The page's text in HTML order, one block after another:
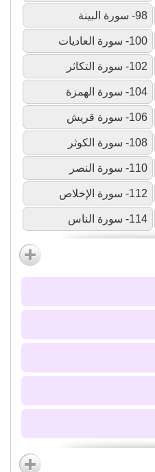
98- سورة البينة
100- سورة العاديات
102- سورة التكاثر
104- سورة الهمزة
106- سورة قريش
108- سورة الكوثر
110- سورة النصر
112- سورة الإخلاص
114- سورة الناس